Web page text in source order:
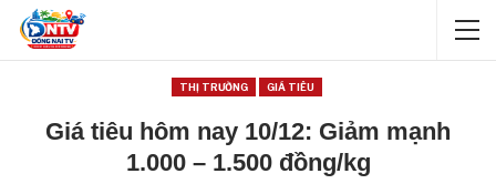
THỊ TRƯỜNG GIÁ TIÊU
Giá tiêu hôm nay 10/12: Giảm mạnh
1.000 – 1.500 đồng/kg